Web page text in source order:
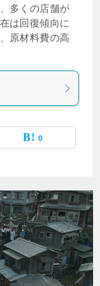
多くの店舗が
は回復傾向に
原材料費の高
0